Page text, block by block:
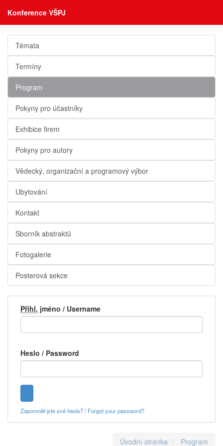
Konference VŠPJ
Témata
Termíny
Program
Pokyny pro účastníky
Exhibice firem
Pokyny pro autory
Vědecký, organizační a programový výbor
Ubytování
Kontakt
Sborník abstraktů
Fotogalerie
Posterová sekce
Přihl. jméno / Username
Heslo / Password
Zapomněli jste své heslo? / Forgot your password?
Úvodní stránka Program